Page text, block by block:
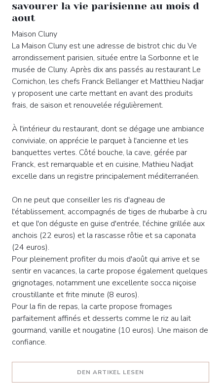
savourer la vie parisienne au mois d
aout
Maison Cluny
La Maison Cluny est une adresse de bistrot chic du Ve
arrondissement parisien, située entre la Sorbonne et le
musée de Cluny. Après dix ans passés au restaurant Le
Cornichon, les chefs Franck Bellanger et Matthieu Nadjar
y proposent une carte mettant en avant des produits
frais, de saison et renouvelée régulièrement.
À l'intérieur du restaurant, dont se dégage une ambiance
conviviale, on apprécie le parquet à l'ancienne et les
banquettes vertes. Côté bouche, la cave, gérée par
Franck, est remarquable et en cuisine, Mathieu Nadjat
excelle dans un registre principalement méditerranéen.
On ne peut que conseiller les ris d'agneau de
l'établissement, accompagnés de tiges de rhubarbe à cru
et que l'on déguste en guise d'entrée, l'échine grillée aux
anchois (22 euros) et la rascasse rôtie et sa caponata
(24 euros).
Pour pleinement profiter du mois d'août qui arrive et se
sentir en vacances, la carte propose également quelques
grignotages, notamment une excellente socca niçoise
croustillante et frite minute (8 euros).
Pour la fin de repas, la carte propose fromages
parfaitement affinés et desserts comme le riz au lait
gourmand, vanille et nougatine (10 euros). Une maison de
confiance.
DEN ARTIKEL LESEN